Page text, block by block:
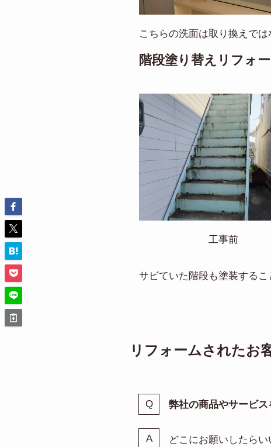
こちらの洗面は取り換えで
階段塗り替えリフォ
工事前
サビていた階段も塗装するこ
リフォームされたお
弊社の商品やサービ
どこにお願いしたら